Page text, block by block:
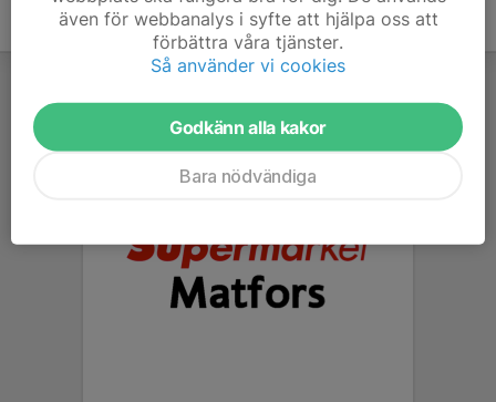
även för webbanalys i syfte att hjälpa oss att
förbättra våra tjänster.
Så använder vi cookies
Godkänn alla kakor
Bara nödvändiga